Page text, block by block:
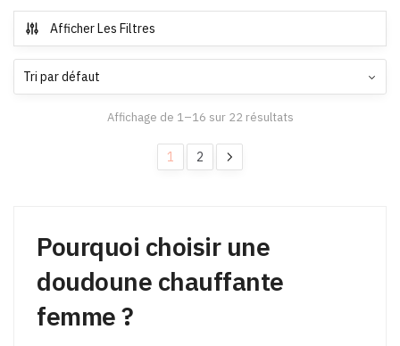
plusieurs
variations.
Les
produit
Les
peuvent
Afficher Les Filtres
Affichage de 1–16 sur 22 résultats
1 2
Pourquoi choisir une
doudoune chauffante
femme ?